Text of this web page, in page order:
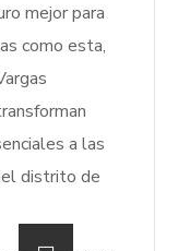
mejor para
como esta,
a las
distrito de